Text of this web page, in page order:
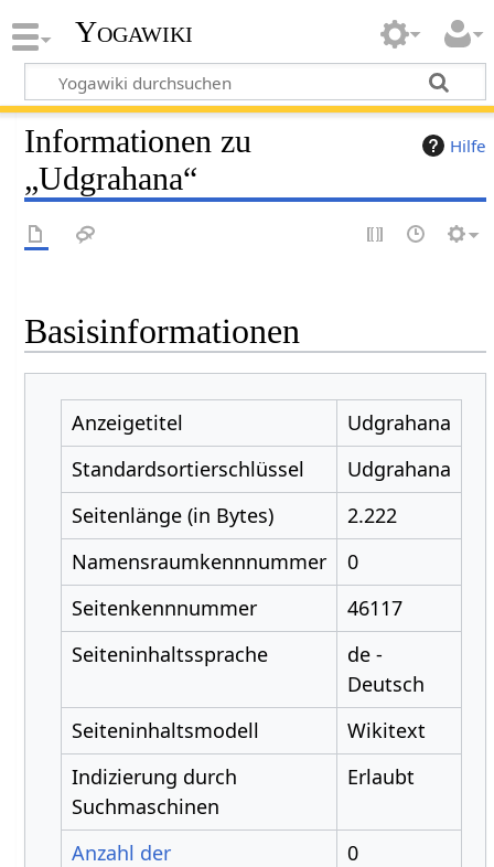
Yogawiki
Hilfe
Informationen zu
„Udgrahana“
Basisinformationen
Anzeigetitel
Udgrahana
Standardsortierschlüssel
Udgrahana
Seitenlänge (in Bytes)
2.222
Namensraumkennnummer
0
Seitenkennnummer
46117
Seiteninhaltssprache
de -
Deutsch
Seiteninhaltsmodell
Wikitext
Indizierung durch
Suchmaschinen
Erlaubt
Anzahl der
0